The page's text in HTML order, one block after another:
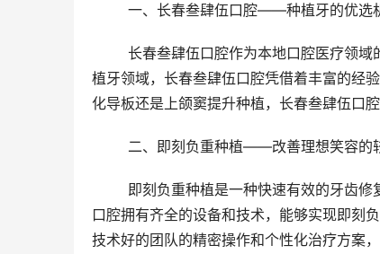
一、长春叁肆伍口腔——种植牙的优选
植牙领域，长春叁肆伍口腔凭借着丰富的经
化导板还是上颌窦提升种植，长春叁肆伍口
二、即刻负重种植——改善理想笑容的
口腔拥有齐全的设备和技术，能够实现即刻
技术好的团队的精密操作和个性化治疗方案